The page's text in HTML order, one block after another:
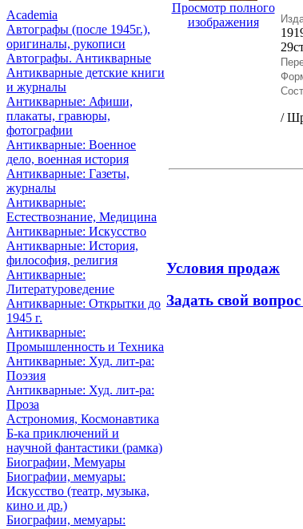
Academia
Автографы (после 1945г.),
оригиналы, рукописи
Автографы. Антикварные
Антикварные детские книги
и журналы
Антикварные: Афиши,
плакаты, гравюры,
фотографии
Антикварные: Военное
дело, военная история
Антикварные: Газеты,
журналы
Антикварные:
Естествознание, Медицина
Антикварные: Искусство
Антикварные: История,
философия, религия
Антикварные:
Литературоведение
Антикварные: Открытки до
1945 г.
Антикварные:
Промышленность и Техника
Антикварные: Худ. лит-ра:
Поэзия
Антикварные: Худ. лит-ра:
Проза
Астрономия, Космонавтика
Б-ка приключений и
научной фантастики (рамка)
Биографии, Мемуары
Биографии, мемуары:
Искусство (театр, музыка,
кино и др.)
Биографии, мемуары:
Просмотр полного
изображения
/
Условия продаж
Задать свой